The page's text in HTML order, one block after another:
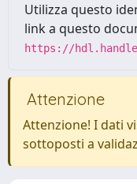
Utilizza questo
link a questo
https://
Attenzione
Attenzione! I dati
sottoposti a